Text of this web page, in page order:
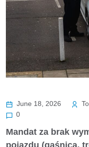
June 18, 2026
0
Mandat za brak